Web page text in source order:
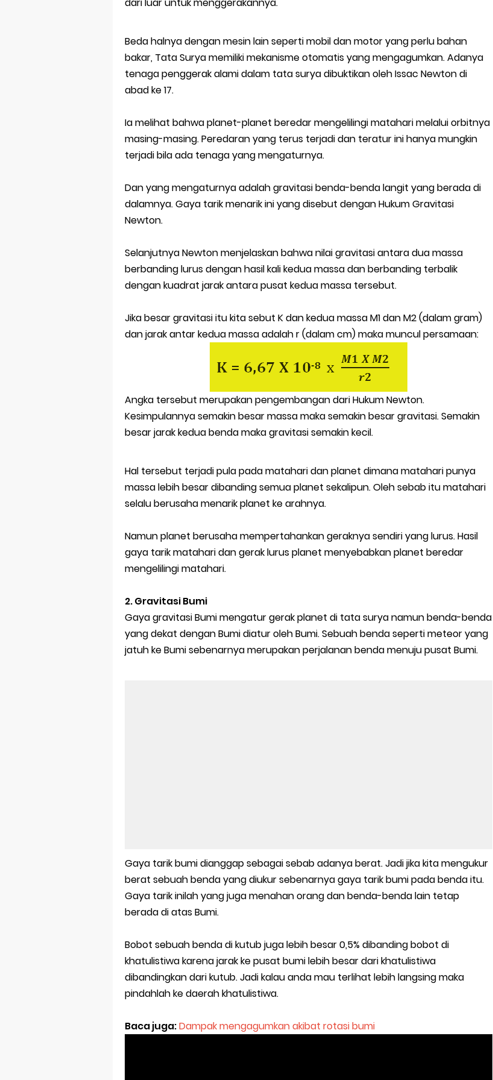
Ebook Prediksi 150 Soal TKA Geografi 2025 + Kunci Jawaban
3 Jurus Sakti Menaklukkan Soal TKA Geografi [Wajib Baca]
Latihan Prediksi Soal OSK Geografi 2026 Part Geografi Ekonomi
Beda halnya dengan mesin lain seperti mobil dan motor yang perlu bahan
bakar, Tata Surya memiliki mekanisme otomatis yang mengagumkan. Adanya
tenaga penggerak alami dalam tata surya dibuktikan oleh Issac Newton di
abad ke 17.
Ia melihat bahwa planet-planet beredar mengelilingi matahari melalui orbitnya
masing-masing. Peredaran yang terus terjadi dan teratur ini hanya mungkin
terjadi bila ada tenaga yang mengaturnya.
Dan yang mengaturnya adalah gravitasi benda-benda langit yang berada di
dalamnya. Gaya tarik menarik ini yang disebut dengan Hukum Gravitasi
Newton.
Selanjutnya Newton menjelaskan bahwa nilai gravitasi antara dua massa
berbanding lurus dengan hasil kali kedua massa dan berbanding terbalik
dengan kuadrat jarak antara pusat kedua massa tersebut.
Jika besar gravitasi itu kita sebut K dan kedua massa M1 dan M2 (dalam gram)
dan jarak antar kedua massa adalah r (dalam cm) maka muncul persamaan:
Angka tersebut merupakan pengembangan dari Hukum Newton.
Kesimpulannya semakin besar massa maka semakin besar gravitasi. Semakin
besar jarak kedua benda maka gravitasi semakin kecil.
Hal tersebut terjadi pula pada matahari dan planet dimana matahari punya
massa lebih besar dibanding semua planet sekalipun. Oleh sebab itu matahari
selalu berusaha menarik planet ke arahnya.
Namun planet berusaha mempertahankan geraknya sendiri yang lurus. Hasil
gaya tarik matahari dan gerak lurus planet menyebabkan planet beredar
mengelilingi matahari.
2. Gravitasi Bumi
Gaya gravitasi Bumi mengatur gerak planet di tata surya namun benda-benda
yang dekat dengan Bumi diatur oleh Bumi. Sebuah benda seperti meteor yang
jatuh ke Bumi sebenarnya merupakan perjalanan benda menuju pusat Bumi.
Gaya tarik bumi dianggap sebagai sebab adanya berat. Jadi jika kita mengukur
berat sebuah benda yang diukur sebenarnya gaya tarik bumi pada benda itu.
Gaya tarik inilah yang juga menahan orang dan benda-benda lain tetap
berada di atas Bumi.
Bobot sebuah benda di kutub juga lebih besar 0,5% dibanding bobot di
khatulistiwa karena jarak ke pusat bumi lebih besar dari khatulistiwa
dibandingkan dari kutub. Jadi kalau anda mau terlihat lebih langsing maka
pindahlah ke daerah khatulistiwa.
Baca juga:Dampak mengagumkan akibat rotasi bumi